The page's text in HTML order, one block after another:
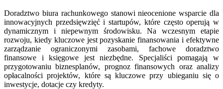
Doradztwo biura rachunkowego stanowi nieocenione wsparcie dla
innowacyjnych przedsięwzięć i startupów, które często operują w
dynamicznym i niepewnym środowisku. Na wczesnym etapie
rozwoju, kiedy kluczowe jest pozyskanie finansowania i efektywne
zarządzanie ograniczonymi zasobami, fachowe doradztwo
finansowe i księgowe jest niezbędne. Specjaliści pomagają w
przygotowaniu biznesplanów, prognoz finansowych oraz analizy
opłacalności projektów, które są kluczowe przy ubieganiu się o
inwestycje, dotacje czy kredyty.